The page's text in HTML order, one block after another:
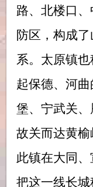
路、北楼口
防区，构成
系。太原镇
起保德、河
堡、宁武关、
故关而达黄
此镇在大同
把这一线长城